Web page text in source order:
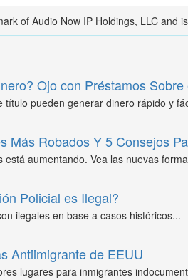
of Audio Now IP Holdings, LLC and
Ojo con Préstamos
título pueden generar dinero rápido y
Más Robados Y 5 Consejos
está aumentando. Vea las nuevas
Policial es Ilegal?
ilegales en base a casos históricos...
Antiimigrante de EEUU
lugares para inmigrantes